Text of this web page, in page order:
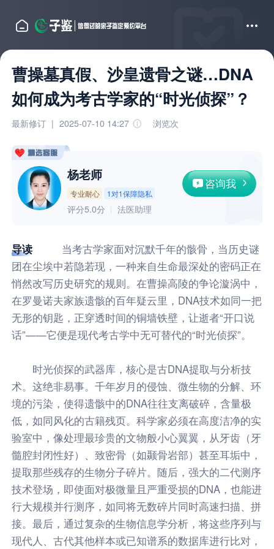
曹操墓真假、沙皇遗骨之谜…DNA
如何成为考古学家的“时光侦探”？
最新修订 | 2025-07-10 14:27 浏览次
杨老师
专业耐心 1对1保障隐私
咨询我
评分5.0分 法医助理
导读
当考古学家面对沉默千年的骸骨，当历史谜
团在尘埃中若隐若现，一种来自生命最深处的密码正在
悄然改写历史研究的规则。在曹操高陵的争论漩涡中，
在罗曼诺夫家族遗骸的百年疑云里，DNA技术如同一把
无形的钥匙，正穿透时间的铜墙铁壁，让逝者“开口说
话”——它便是现代考古学中无可替代的“时光侦探”。
时光侦探的武器库，核心是古DNA提取与分析技
术。这绝非易事。千年岁月的侵蚀、微生物的分解、环
境的污染，使得遗骸中的DNA往往支离破碎，含量极
低，如同风化的古籍残页。科学家必须在高度洁净的实
验室中，像处理最珍贵的文物般小心翼翼，从牙齿（牙
髓腔封闭性好）、致密骨（如颞骨岩部）甚至耳垢中，
提取那些残存的生物分子碎片。随后，强大的二代测序
技术登场，即使面对极微量且严重受损的DNA，也能进
行大规模并行测序，如同将无数碎片同时高速扫描、拼
接。最后，通过复杂的生物信息学分析，将这些序列与
现代人、古代其他样本或已知谱系的数据库进行比对，